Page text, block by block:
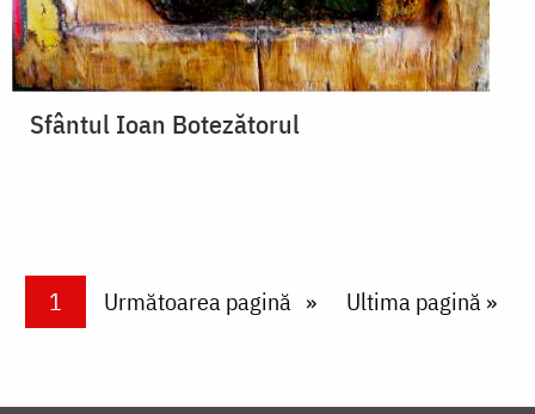
Sfântul Ioan Botezătorul
PaginareCurrent page
1 Next page
Următoarea pagină Last page
Ultima pagină »